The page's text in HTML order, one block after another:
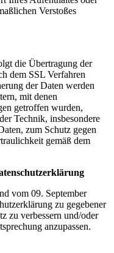
Verstoßes
die Übertragung der
dem SSL Verfahren
der Daten werden
mit denen
getroffen wurden,
Technik, insbesondere
zum Schutz gegen
gemäß dem
vom 09. September
zu gegebener
zu verbessern und/oder
anzupassen.